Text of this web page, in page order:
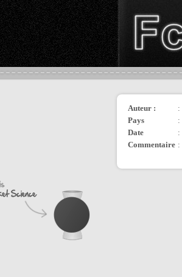
Auteur : :
Pays
:
Date
:
Commentaire :